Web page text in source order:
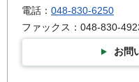
電話： 048-830-6250
ファックス：048-830-
お問